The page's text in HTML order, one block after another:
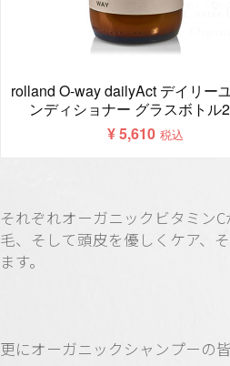
それぞれオーガニックビタミン
毛、そして頭皮を優しくケア、
ます。
更にオーガニックシャンプーの